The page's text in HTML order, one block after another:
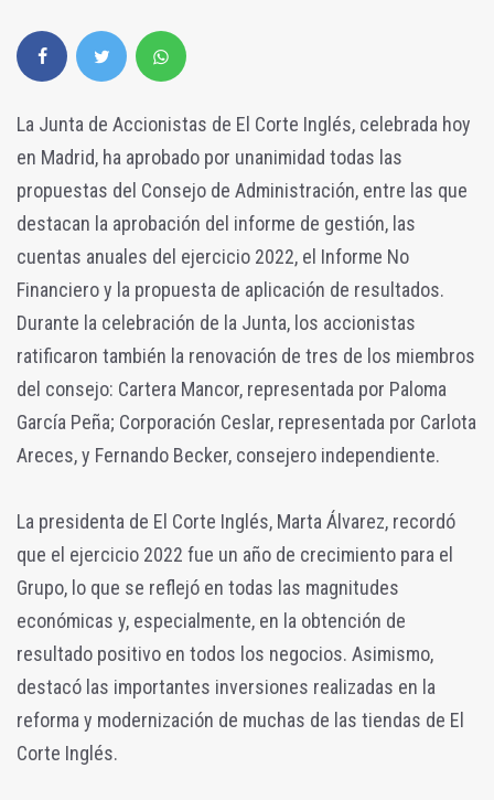
La Junta de Accionistas de El Corte Inglés, celebrada hoy
en Madrid, ha aprobado por unanimidad todas las
propuestas del Consejo de Administración, entre las que
destacan la aprobación del informe de gestión, las
cuentas anuales del ejercicio 2022, el Informe No
Financiero y la propuesta de aplicación de resultados.
Durante la celebración de la Junta, los accionistas
ratificaron también la renovación de tres de los miembros
del consejo: Cartera Mancor, representada por Paloma
García Peña; Corporación Ceslar, representada por Carlota
Areces, y Fernando Becker, consejero independiente.
La presidenta de El Corte Inglés, Marta Álvarez, recordó
que el ejercicio 2022 fue un año de crecimiento para el
Grupo, lo que se reflejó en todas las magnitudes
económicas y, especialmente, en la obtención de
resultado positivo en todos los negocios. Asimismo,
destacó las importantes inversiones realizadas en la
reforma y modernización de muchas de las tiendas de El
Corte Inglés.